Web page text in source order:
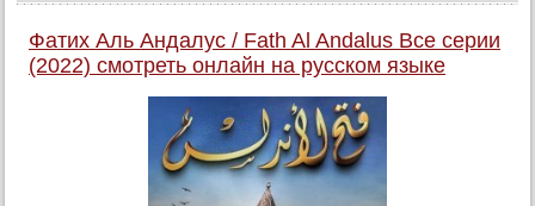
Фатих Аль Андалус / Fath Al Andalus Все серии
(2022) смотреть онлайн на русском языке